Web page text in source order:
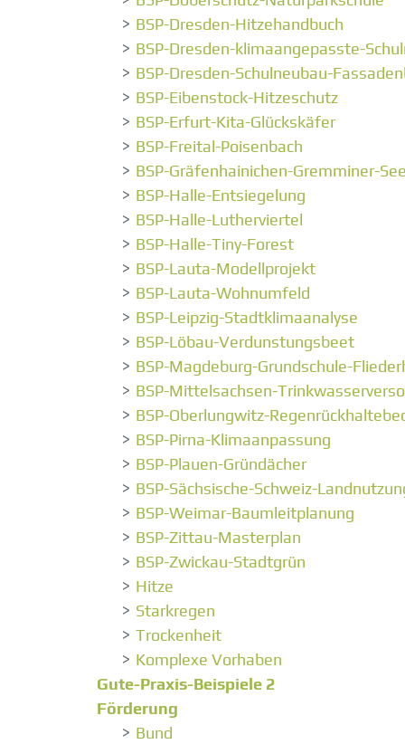
BSP-Dresden-Hitzehandbuch
BSP-Dresden-klimaangepasste-
BSP-Dresden-Schulneubau-
BSP-Eibenstock-Hitzeschutz
BSP-Erfurt-Kita-Glückskäfer
BSP-Freital-Poisenbach
BSP-Gräfenhainichen-Gremminer-See
BSP-Halle-Entsiegelung
BSP-Halle-Lutherviertel
BSP-Halle-Tiny-Forest
BSP-Lauta-Modellprojekt
BSP-Lauta-Wohnumfeld
BSP-Leipzig-Stadtklimaanalyse
BSP-Löbau-Verdunstungsbeet
BSP-Magdeburg-Grundschule-
BSP-Mittelsachsen-
BSP-Oberlungwitz-
BSP-Pirna-Klimaanpassung
BSP-Plauen-Gründächer
BSP-Sächsische-Schweiz-
BSP-Weimar-Baumleitplanung
BSP-Zittau-Masterplan
BSP-Zwickau-Stadtgrün
Hitze
Starkregen
Trockenheit
Komplexe Vorhaben
Gute-Praxis-Beispiele 2
Förderung
Bund